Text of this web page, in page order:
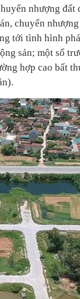
nhượng đất
chuyển
tới tình hình
sản; một số
hợp cao bất